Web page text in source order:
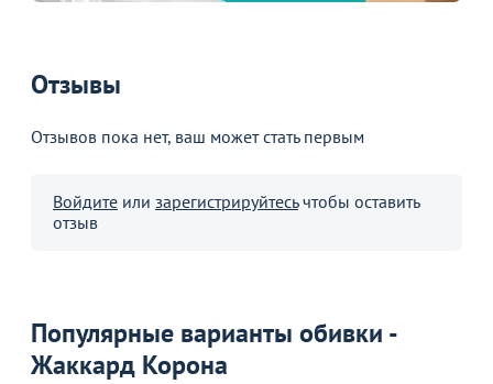
Отзывы
Отзывов пока нет, ваш может стать первым
Войдите или зарегистрируйтесьчтобы оставить
отзыв
Популярные варианты обивки -
Жаккард Корона
на стулья ХИТ 20/25!
Перейдите, чтобы узнать